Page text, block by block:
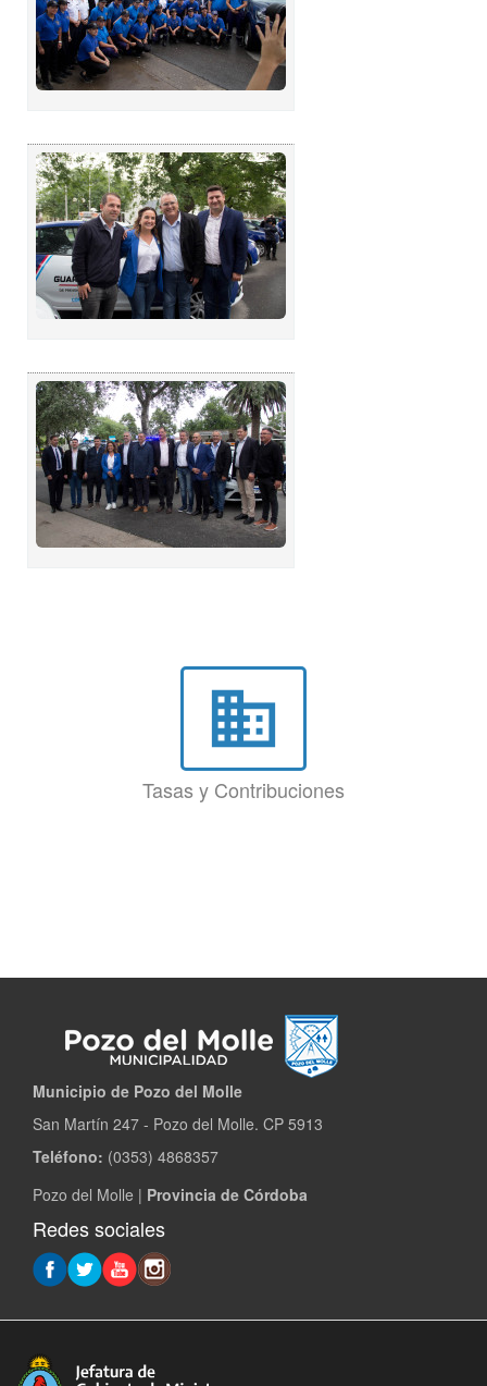
business
Tasas y Contribuciones
Municipio de Pozo del Molle​
San Martín 247 - Pozo del Molle. CP 5913
Teléfono: (0353) 4868357
Pozo del Molle | Provincia de Córdoba
Redes sociales